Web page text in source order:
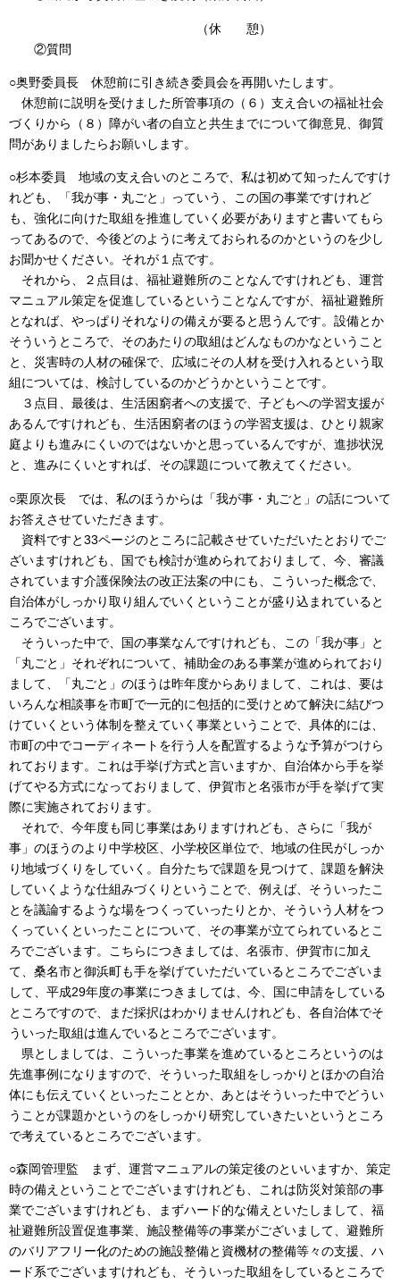
（休 憩）
②質問
○奥野委員長 休憩前に引き続き委員会を再開いたします。
休憩前に説明を受けました所管事項の（６）支え合いの福祉社会
づくりから（８）障がい者の自立と共生までについて御意見、御質
問がありましたらお願いします。
○杉本委員 地域の支え合いのところで、私は初めて知ったんですけ
れども、「我が事・丸ごと」っていう、この国の事業ですけれど
も、強化に向けた取組を推進していく必要がありますと書いてもら
ってあるので、今後どのように考えておられるのかというのを少し
お聞かせください。それが１点です。
それから、２点目は、福祉避難所のことなんですけれども、運営
マニュアル策定を促進しているということなんですが、福祉避難所
となれば、やっぱりそれなりの備えが要ると思うんです。設備とか
そういうところで、そのあたりの取組はどんなものかなということ
と、災害時の人材の確保で、広域にその人材を受け入れるという取
組については、検討しているのかどうかということです。
３点目、最後は、生活困窮者への支援で、子どもへの学習支援が
あるんですけれども、生活困窮者のほうの学習支援は、ひとり親家
庭よりも進みにくいのではないかと思っているんですが、進捗状況
と、進みにくいとすれば、その課題について教えてください。
○栗原次長 では、私のほうからは「我が事・丸ごと」の話について
お答えさせていただきます。
資料ですと33ページのところに記載させていただいたとおりでご
ざいますけれども、国でも検討が進められておりまして、今、審議
されています介護保険法の改正法案の中にも、こういった概念で、
自治体がしっかり取り組んでいくということが盛り込まれていると
ころでございます。
そういった中で、国の事業なんですけれども、この「我が事」と
「丸ごと」それぞれについて、補助金のある事業が進められており
まして、「丸ごと」のほうは昨年度からありまして、これは、要は
いろんな相談事を市町で一元的に包括的に受けとめて解決に結びつ
けていくという体制を整えていく事業ということで、具体的には、
市町の中でコーディネートを行う人を配置するような予算がつけら
れております。これは手挙げ方式と言いますか、自治体から手を挙
げてやる方式になっておりまして、伊賀市と名張市が手を挙げて実
際に実施されております。
それで、今年度も同じ事業はありますけれども、さらに「我が
事」のほうのより中学校区、小学校区単位で、地域の住民がしっか
り地域づくりをしていく。自分たちで課題を見つけて、課題を解決
していくような仕組みづくりということで、例えば、そういったこ
とを議論するような場をつくっていったりとか、そういう人材をつ
くっていくといったことについて、その事業が立てられているとこ
ろでございます。こちらにつきましては、名張市、伊賀市に加え
て、桑名市と御浜町も手を挙げていただいているところでございま
して、平成29年度の事業につきましては、今、国に申請をしている
ところですので、まだ採択はわかりませんけれども、各自治体でそ
ういった取組は進んでいるところでございます。
県としましては、こういった事業を進めているところというのは
先進事例になりますので、そういった取組をしっかりとほかの自治
体にも伝えていくといったこととか、あとはそういった中でどうい
うことが課題かというのをしっかり研究していきたいというところ
で考えているところでございます。
○森岡管理監 まず、運営マニュアルの策定後のといいますか、策定
時の備えということでございますけれども、これは防災対策部の事
業でございますけれども、まずハード的な備えといたしまして、福
祉避難所設置促進事業、施設整備等の事業がございまして、避難所
のバリアフリー化のための施設整備と資機材の整備等々の支援、ハ
ード系でございますけれども、そういった取組をしているところで